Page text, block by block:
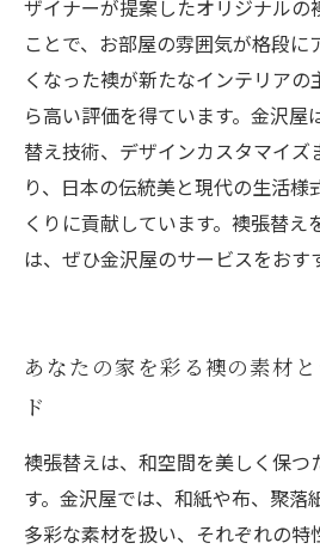
ザイナーが提案したオリジナルの
ことで、お部屋の雰囲気が格段に
くなった襖が新たなインテリア
ら高い評価を得ています。金沢屋
替え技術、デザインカスタマイズ
り、日本の伝統美と現代の生活様
くりに貢献しています。襖張替え
は、ぜひ金沢屋のサービスをおす
あなたの家を彩る襖の素材
ド
襖張替えは、和空間を美しく保つ
す。金沢屋では、和紙や布、聚落
多彩な素材を扱い、それぞれの特